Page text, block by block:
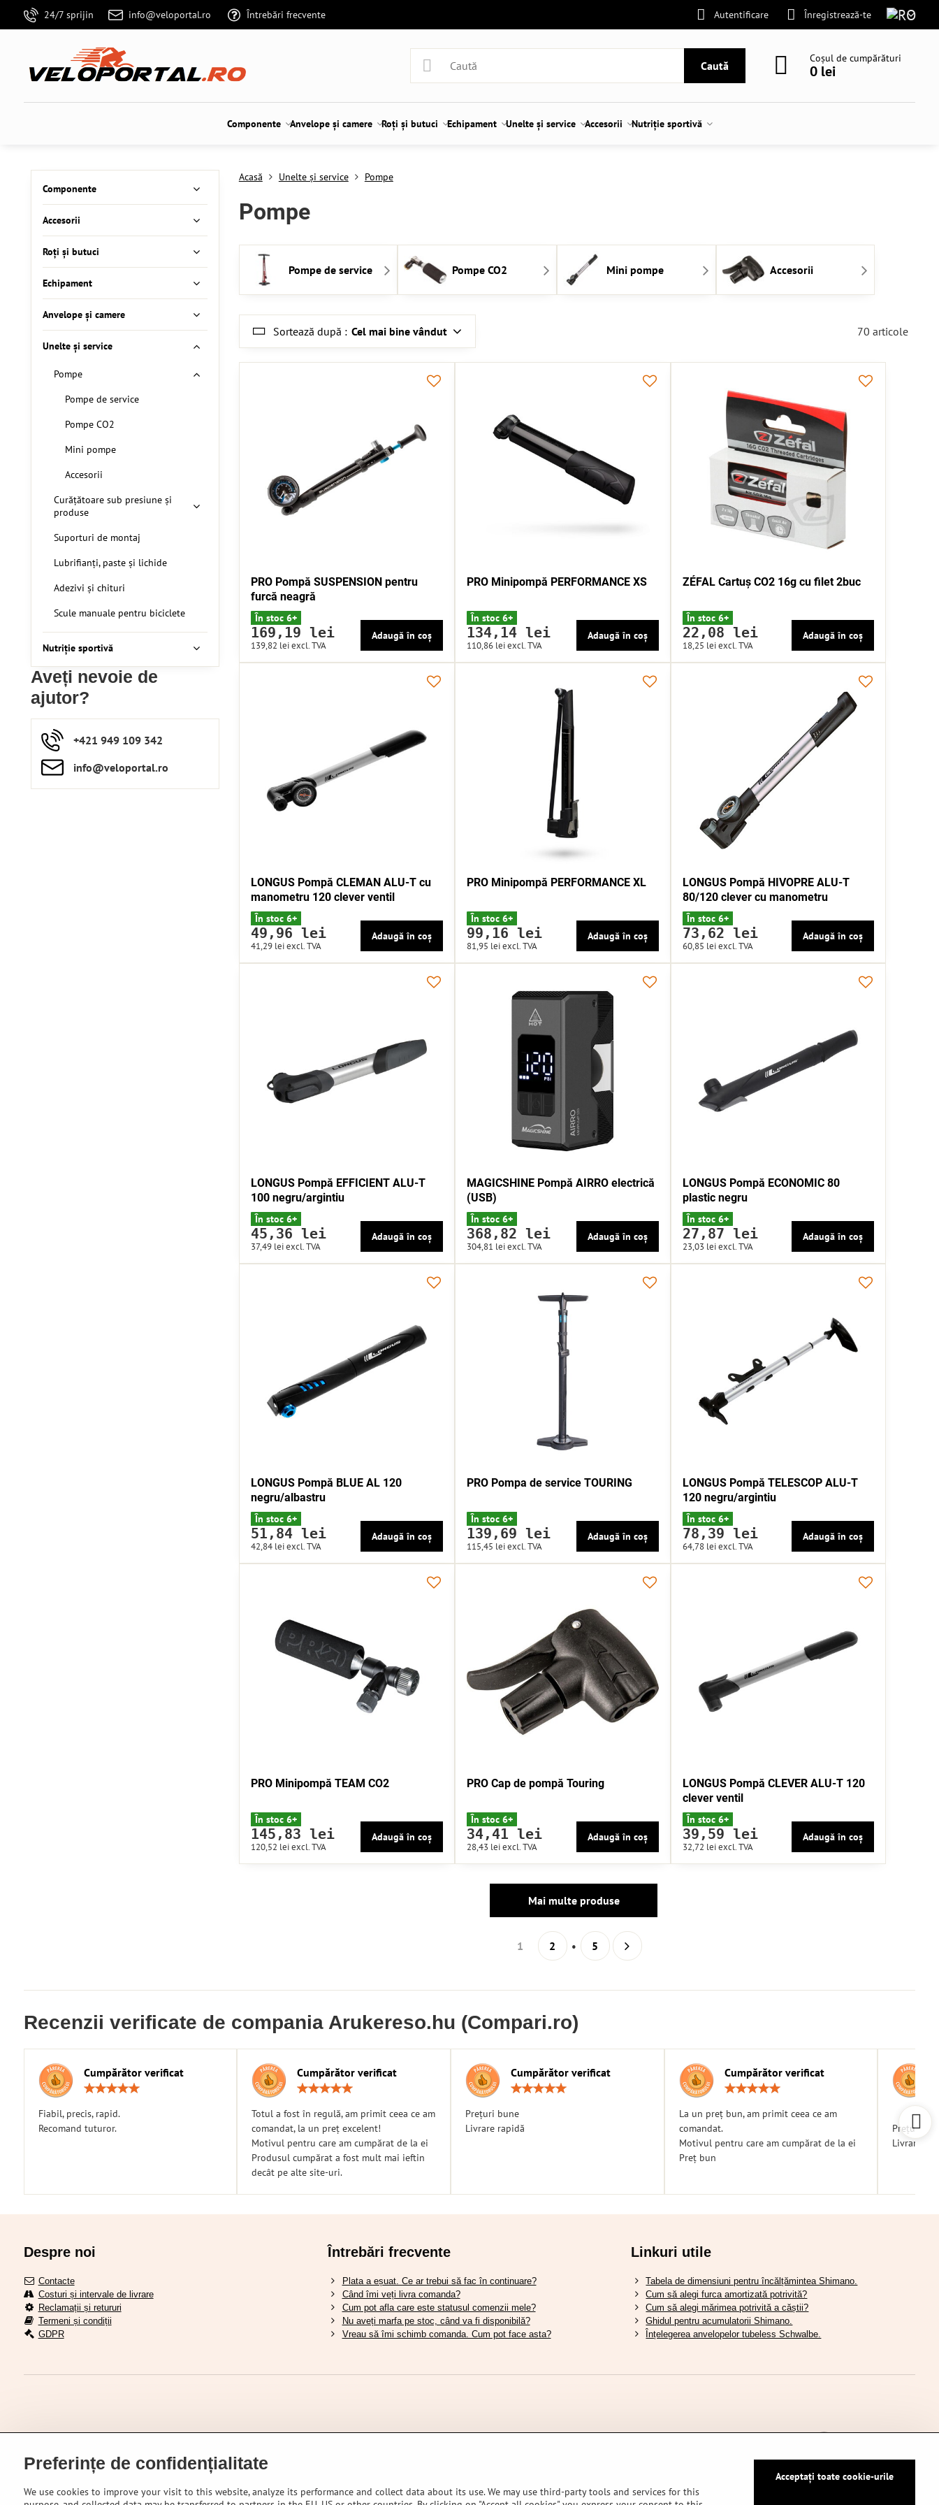
24/7 sprijin info@veloportal.ro Întrebări frecvente Autentificare Înregistrează-te
Caută
Coșul de cumpărături
0 lei
Componente Anvelope și camere Roți și butuci Echipament Unelte și service Accesorii Nutriție sportivă
Acasă Unelte și service Pompe
Pompe
Pompe de service Pompe CO2 Mini pompe Accesorii
Sortează după : Cel mai bine vândut 70 articole
PRO Pompă SUSPENSION pentru
furcă neagră
În stoc 6+
169,19 lei
139,82 leiexcl. TVA
Adaugă în coș
PRO Minipompă PERFORMANCE XS
În stoc 6+
134,14 lei
110,86 leiexcl. TVA
Adaugă în coș
ZÉFAL Cartuș CO2 16g cu filet 2buc
În stoc 6+
22,08 lei
18,25 leiexcl. TVA
Adaugă în coș
LONGUS Pompă CLEMAN ALU-T cu
manometru 120 clever ventil
În stoc 6+
49,96 lei
41,29 leiexcl. TVA
Adaugă în coș
PRO Minipompă PERFORMANCE XL
În stoc 6+
99,16 lei
81,95 leiexcl. TVA
Adaugă în coș
LONGUS Pompă HIVOPRE ALU-T
80/120 clever cu manometru
În stoc 6+
73,62 lei
60,85 leiexcl. TVA
Adaugă în coș
LONGUS Pompă EFFICIENT ALU-T
100 negru/argintiu
În stoc 6+
45,36 lei
37,49 leiexcl. TVA
Adaugă în coș
MAGICSHINE Pompă AIRRO electrică
(USB)
În stoc 6+
368,82 lei
304,81 leiexcl. TVA
Adaugă în coș
LONGUS Pompă ECONOMIC 80
plastic negru
În stoc 6+
27,87 lei
23,03 leiexcl. TVA
Adaugă în coș
LONGUS Pompă BLUE AL 120
negru/albastru
În stoc 6+
51,84 lei
42,84 leiexcl. TVA
Adaugă în coș
PRO Pompa de service TOURING
În stoc 6+
139,69 lei
115,45 leiexcl. TVA
Adaugă în coș
LONGUS Pompă TELESCOP ALU-T
120 negru/argintiu
În stoc 6+
78,39 lei
64,78 leiexcl. TVA
Adaugă în coș
PRO Minipompă TEAM CO2
În stoc 6+
145,83 lei
120,52 leiexcl. TVA
Adaugă în coș
PRO Cap de pompă Touring
În stoc 6+
34,41 lei
28,43 leiexcl. TVA
Adaugă în coș
LONGUS Pompă CLEVER ALU-T 120
clever ventil
În stoc 6+
39,59 lei
32,72 leiexcl. TVA
Adaugă în coș
Mai multe produse
1 2 5
Aveți nevoie de
ajutor?
+421 949 109 342
info​​@veloportal​.ro
Componente
Accesorii
Roți și butuci
Echipament
Anvelope și camere
Unelte și service
Pompe
Pompe de service
Pompe CO2
Mini pompe
Accesorii
Curățătoare sub presiune și
produse
Suporturi de montaj
Lubrifianți, paste și lichide
Adezivi și chituri
Scule manuale pentru biciclete
Nutriție sportivă
Recenzii verificate de compania Arukereso.hu (Compari.ro)
Cumpărător verificat
Fiabil, precis, rapid.
Recomand tuturor.
Cumpărător verificat
/
5
Totul a fost în regulă, am primit ceea ce am
comandat, la un preț excelent!
Motivul pentru care am cumpărat de la ei
Produsul cumpărat a fost mult mai ieftin
decât pe alte site-uri.
Cumpărător verificat
Prețuri bune
Livrare rapidă
Cumpărător verificat
/
5
La un preț bun, am primit ceea ce am
comandat.
Motivul pentru care am cumpărat de la ei
Preț bun
Prețuri
Livrare
Despre noi
Contacte
Costuri și intervale de livrare
Reclamații și retururi
Termeni și condiții
GDPR
Întrebări frecvente
Plata a eșuat. Ce ar trebui să fac în continuare?
Când îmi veți livra comanda?
Cum pot afla care este statusul comenzii mele?
Nu aveți marfa pe stoc, când va fi disponibilă?
Vreau să îmi schimb comanda. Cum pot face asta?
Linkuri utile
Tabela de dimensiuni pentru încălțămintea Shimano.
Cum să alegi furca amortizată potrivită?
Cum să alegi mărimea potrivită a căștii?
Ghidul pentru acumulatorii Shimano.
Înțelegerea anvelopelor tubeless Schwalbe.
Preferințe de confidențialitate
We use cookies to improve your visit to this website, analyze its performance and collect data about its use. We may use third-party tools and services for this
Acceptați toate cookie-urile